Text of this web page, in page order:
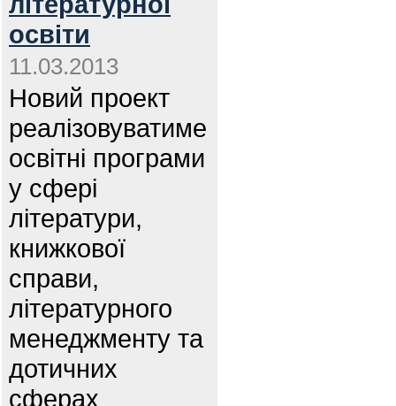
освіти
11.03.2013
Новий проект
реалізовуватиме
освітні програми
у сфері
літератури,
книжкової
справи,
літературного
менеджменту та
дотичних
сферах